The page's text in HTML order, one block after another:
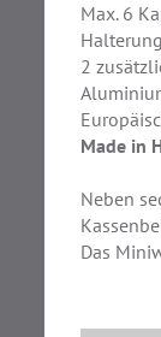
Max. 6
2
Made in
Neben
Das